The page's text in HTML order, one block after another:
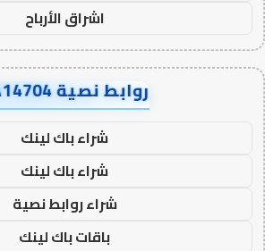
اشراق الأرباح
روابط نصية AA14704
شراء باك لينك
شراء باك لينك
شراء روابط نصية
باقات باك لينك